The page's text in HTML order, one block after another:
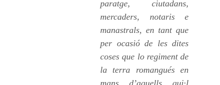
paratge, ciutadans,
mercaders, notaris e
manastrals, en tant que
per ocasió de les dites
coses que lo regiment de
la terra romangués en